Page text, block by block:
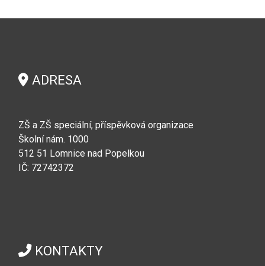
ADRESA
ZŠ a ZŠ speciální, příspěvková organizace
Školní nám. 1000
512 51 Lomnice nad Popelkou
IČ: 72742372
KONTAKTY